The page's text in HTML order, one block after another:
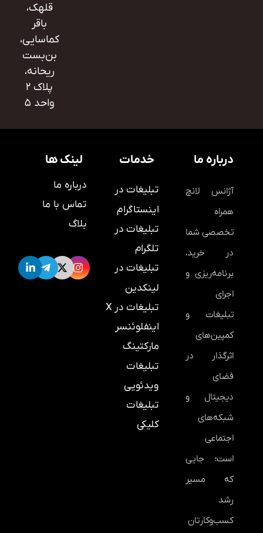
قلهک،
باقر
کماسایی،
بن‌بست
ریحانه،
پلاک ۲
واحد ۵
درباره ما
آژانس لانچ
همراه
تخصصی شما
در خرید،
برنامه‌ریزی و
اجرای
تبلیغات و
کمپین‌های
اثرگذار در
فضای
دیجیتال و
شبکه‌های
اجتماعی
است؛ جایی
که مسیر
رشد
کسب‌وکارتان
خدمات
تبلیغات در
اینستاگرام
تبلیغات در
تلگرام
تبلیغات در
لینکدین
تبلیغات در X
اینفلوئنسر
مارکتینگ
تبلیغات
ویدئویی
تبلیغات
کلیکی
لینک ها
درباره ما
تماس با ما
بلاگ